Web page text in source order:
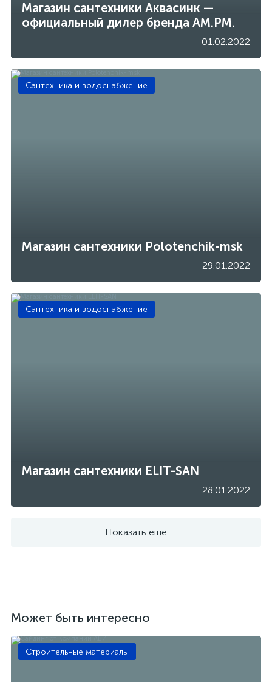
Магазин сантехники Аквасинк —
официальный дилер бренда АМ.РМ.
01.02.2022
Магазин сантехники Polotenchik-msk
29.01.2022
Сантехника и водоснабжение
Магазин сантехники ELIT-SAN
28.01.2022
Сантехника и водоснабжение
Показать еще
Может быть интересно
Строительные материалы